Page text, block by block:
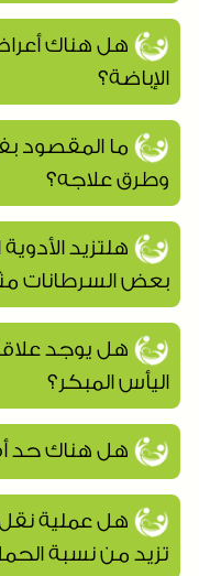
هل هناك
الإباضة؟
ما المقصود
وطرق علاجه؟
هلتزيد
بعض السرطانات
هل يوجد
اليأس المبكر؟
هل هناك حد
هل عملية نقل
تزيد من نسبة